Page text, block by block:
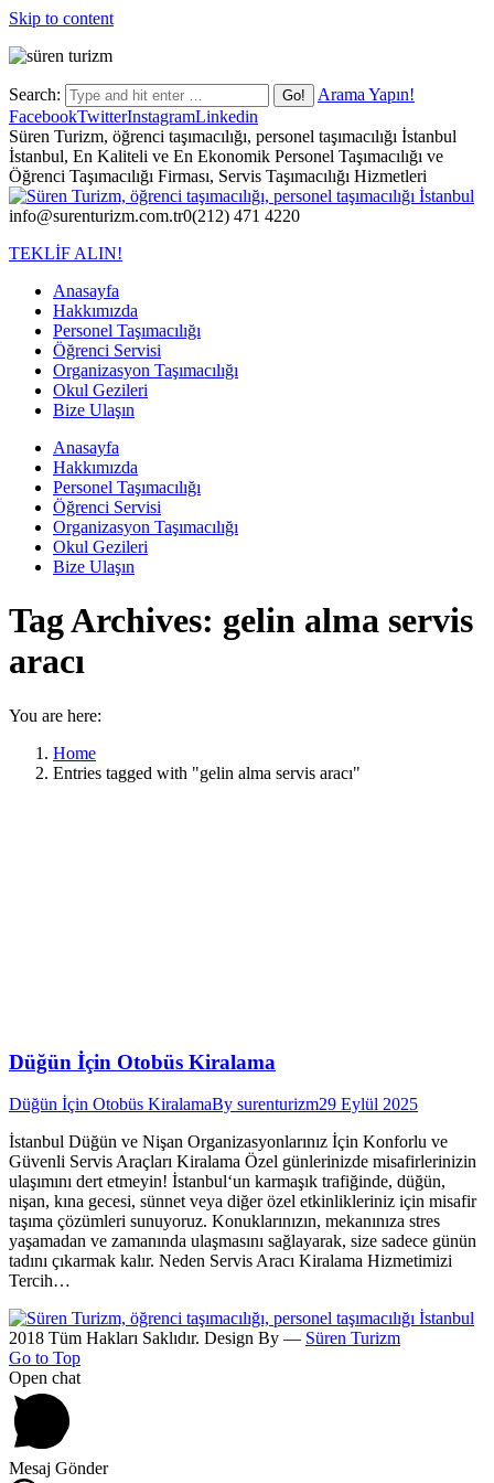
Skip to content
Search:
Arama Yapın!
FacebookTwitterInstagramLinkedin
Süren Turizm, öğrenci taşımacılığı, personel taşımacılığı İstanbul
İstanbul, En Kaliteli ve En Ekonomik Personel Taşımacılığı ve
Öğrenci Taşımacılığı Firması, Servis Taşımacılığı Hizmetleri
info@surenturizm.com.tr0(212) 471 4220
TEKLİF ALIN!
Anasayfa
Hakkımızda
Personel Taşımacılığı
Öğrenci Servisi
Organizasyon Taşımacılığı
Okul Gezileri
Bize Ulaşın
Anasayfa
Hakkımızda
Personel Taşımacılığı
Öğrenci Servisi
Organizasyon Taşımacılığı
Okul Gezileri
Bize Ulaşın
Tag Archives: gelin alma servis
aracı
You are here:
Home
Entries tagged with "gelin alma servis aracı"
Düğün İçin Otobüs Kiralama
Düğün İçin Otobüs KiralamaBy surenturizm29 Eylül 2025
İstanbul Düğün ve Nişan Organizasyonlarınız İçin Konforlu ve
Güvenli Servis Araçları Kiralama Özel günlerinizde misafirlerinizin
ulaşımını dert etmeyin! İstanbul‘un karmaşık trafiğinde, düğün,
nişan, kına gecesi, sünnet veya diğer özel etkinlikleriniz için misafir
taşıma çözümleri sunuyoruz. Konuklarınızın, mekanınıza stres
yaşamadan ve zamanında ulaşmasını sağlayarak, size sadece günün
tadını çıkarmak kalır. Neden Servis Aracı Kiralama Hizmetimizi
Tercih…
2018 Tüm Hakları Saklıdır. Design By — Süren Turizm
Go to Top
Open chat
Mesaj Gönder